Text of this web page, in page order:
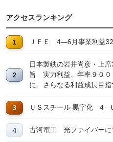
アクセスランキング
ＪＦＥ 4―6月事業利益
日本製鉄の岩井尚彦・上
旨 実力利益、年率９０
に、さらなる利益成長目指
ＵＳスチール 黒字化
古河電工 光ファイバーに